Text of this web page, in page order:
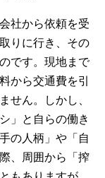
社から依頼を受
りに行き、その
です。現地まで
から交通費を引
せん。しかし、
」と自らの働き
の人柄」や「自
、周囲から「搾